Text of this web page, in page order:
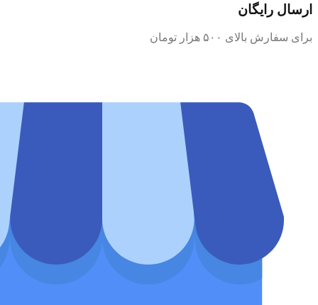
ارسال رایگان
برای سفارش‌ بالای ۵۰۰ هزار تومان